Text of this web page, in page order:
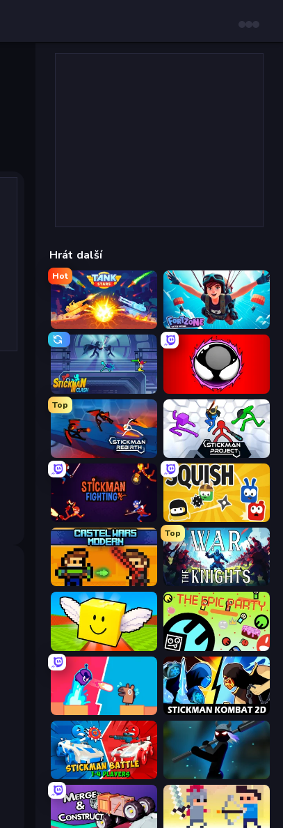
Hrát další
Hot
Tank Stars Fortzone Battle Royale
Stickman Clash Splatmans
Top
Stickman Rebirth Stickman Project
Stickman Fighting: Super War Squish
Castle Wars: Modern
Top
War the Knights
Lucky Brainrot Blocks Online The Epic Party
Boom Slingers ReBoom Stickman Kombat 2D
Stickman battle 1-4 Players Stickman Weapon Master